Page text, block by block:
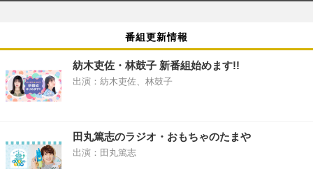
番組更新情報
紡木吏佐・林鼓子 新番組始めます!!
出演：紡木吏佐、林鼓子
田丸篤志のラジオ・おもちゃのたまや
出演：田丸篤志